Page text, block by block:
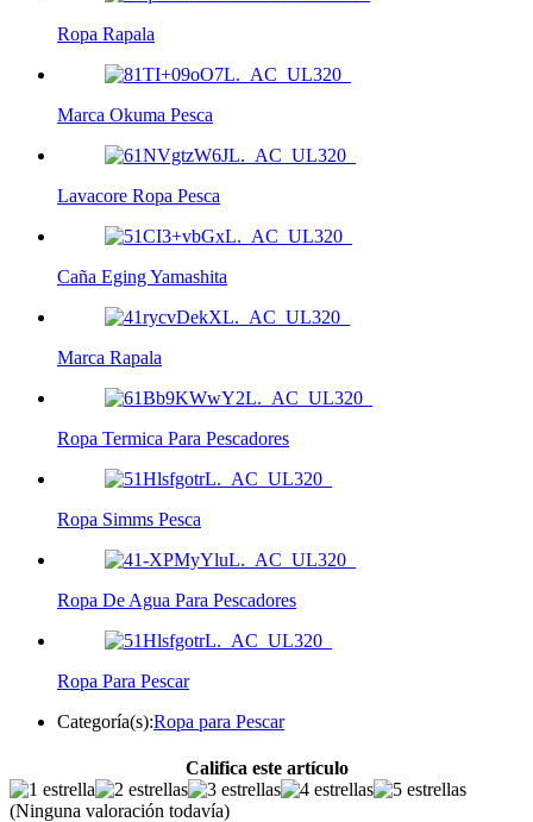
Ropa Rapala
Marca Okuma Pesca
Lavacore Ropa Pesca
Caña Eging Yamashita
Marca Rapala
Ropa Termica Para Pescadores
Ropa Simms Pesca
Ropa De Agua Para Pescadores
Ropa Para Pescar
Categoría(s):Ropa para Pescar
Califica este artículo
(Ninguna valoración todavía)